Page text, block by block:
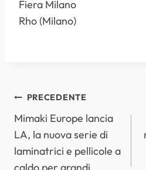
Fiera Milano
Rho (Milano)
NAVIGAZIONE
ARTICOLI
PRECEDENTE
Mimaki Europe lancia
LA, la nuova serie di
laminatrici e pellicole a